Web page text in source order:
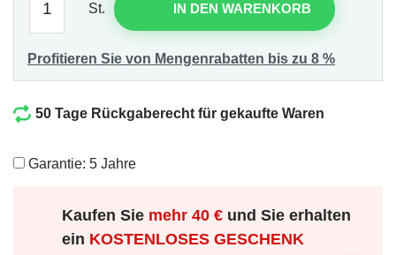
St. IN DEN WARENKORB
Profitieren Sie von Mengenrabatten bis zu 8 %
50 Tage Rückgaberecht für gekaufte Waren
Garantie: 5 Jahre
Kaufen Sie mehr40 €und Sie erhalten
ein KOSTENLOSES GESCHENK